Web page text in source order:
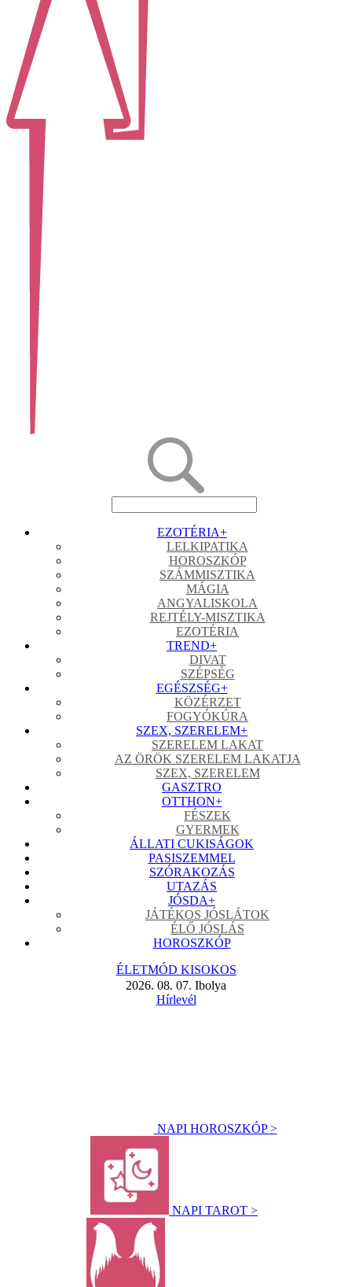
EZOTÉRIA+
LELKIPATIKA
HOROSZKÓP
SZÁMMISZTIKA
MÁGIA
ANGYALISKOLA
REJTÉLY-MISZTIKA
EZOTÉRIA
TREND+
DIVAT
SZÉPSÉG
EGÉSZSÉG+
KÖZÉRZET
FOGYÓKÚRA
SZEX, SZERELEM+
SZERELEM LAKAT
AZ ÖRÖK SZERELEM LAKATJA
SZEX, SZERELEM
GASZTRO
OTTHON+
FÉSZEK
GYERMEK
ÁLLATI CUKISÁGOK
PASISZEMMEL
SZÓRAKOZÁS
UTAZÁS
JÓSDA+
JÁTÉKOS JÓSLÁTOK
ÉLŐ JÓSLÁS
HOROSZKÓP
ÉLETMÓD KISOKOS
2026. 08. 07. Ibolya
Hírlevél
NAPI HOROSZKÓP >
NAPI TAROT >